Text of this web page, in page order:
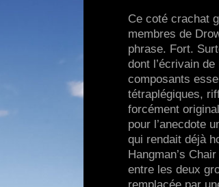
Ce coté crachat
membres de
phrase. Fort.
dont l’écrivain
composants
tétraplégiques,
forcément
pour l’anecdote
qui rendait déjà
Hangman’s
entre les deux